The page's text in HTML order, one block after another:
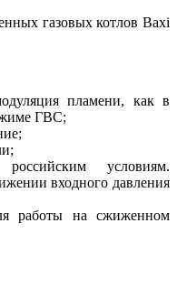
газовых котлов Baxi
пламени, как в
ГВС;
условиям.
входного давления
работы на сжиженном